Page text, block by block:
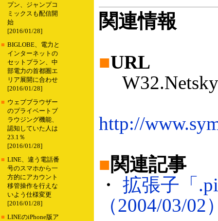
プン、ジャンプコ
ミックスも配信開
始
[2016/01/28]
■ BIGLOBE、電力と
インターネットの
セットプラン、中
部電力の首都圏エ
リア展開に合わせ
[2016/01/28]
■ ウェブブラウザー
のプライベートブ
ラウジング機能、
認知していた人は
23.1％
[2016/01/28]
■ LINE、違う電話番
号のスマホから一
方的にアカウント
移管操作を行えな
いよう仕様変更
[2016/01/28]
■ LINEのiPhone版ア
関連情報
■URL
http://
■関連記事
・ 拡張子「
（2004/03/02